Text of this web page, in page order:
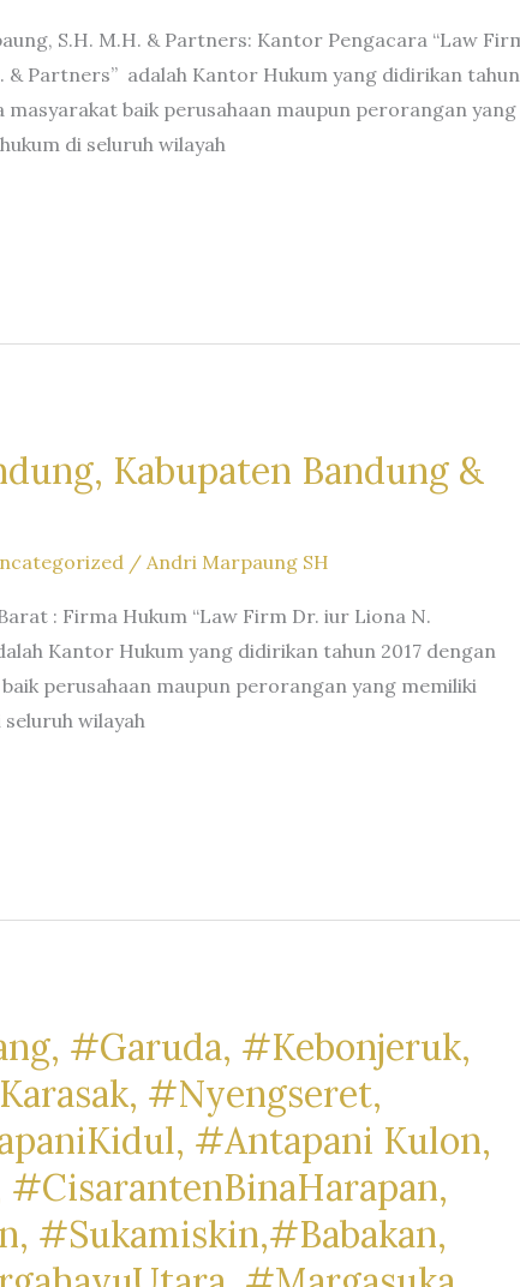
S.H. M.H. & Partners: Kantor Pengacara “Law
& Partners” adalah Kantor Hukum yang didirikan tahun
baik perusahaan maupun perorangan yang
di seluruh wilayah
Kabupaten Bandung &
/ Andri Marpaung SH
: Firma Hukum “Law Firm Dr. iur Liona N.
Kantor Hukum yang didirikan tahun 2017 dengan
perusahaan maupun perorangan yang memiliki
wilayah
#Garuda, #Kebonjeruk,
#Nyengseret,
#Antapani Kulon,
#Sukamiskin,#Babakan,